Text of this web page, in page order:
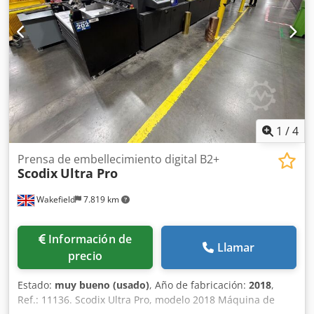
del material y su calidad, formatos y otros requisitos de
producción.
1 /4
Wakefield 7.819 km
Prensa de embellecimiento digital B2+
Scodix Ultra Pro
Información de
precio
Llamar
Estado: muy bueno (usado), Año de fabricación: 2018,
Ref.: 11136. Scodix Ultra Pro, modelo 2018 Máquina de